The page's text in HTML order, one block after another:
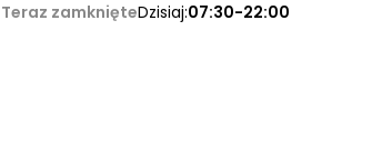
Teraz zamknięteDzisiaj:07:30-22:00